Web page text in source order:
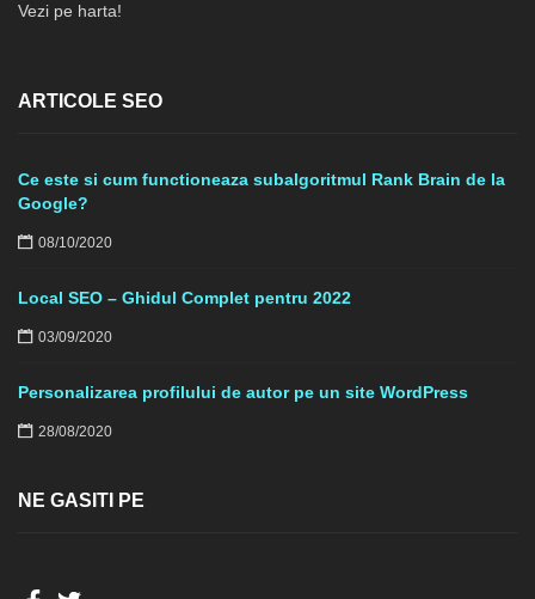
Vezi pe harta!
ARTICOLE SEO
Ce este si cum functioneaza subalgoritmul Rank Brain de la
Google?
08/10/2020
Local SEO – Ghidul Complet pentru 2022
03/09/2020
Personalizarea profilului de autor pe un site WordPress
28/08/2020
NE GASITI PE